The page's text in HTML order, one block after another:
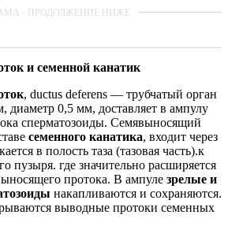
и семенной канатик
, ductus deferens — трубчатый орган
диаметр 0,5 мм, доставляет в ампулу
сперматозоиды. Семявыносящий
семенного канатика, входит через
в полость таза (тазовая часть).к
пузыря. где значительно расширяется
протока. В ампуле зрелые и
накапливаются и сохраняются.
выводные протоки семенных